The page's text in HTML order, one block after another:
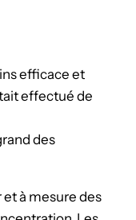
efficace et
effectué de
des
et à mesure des